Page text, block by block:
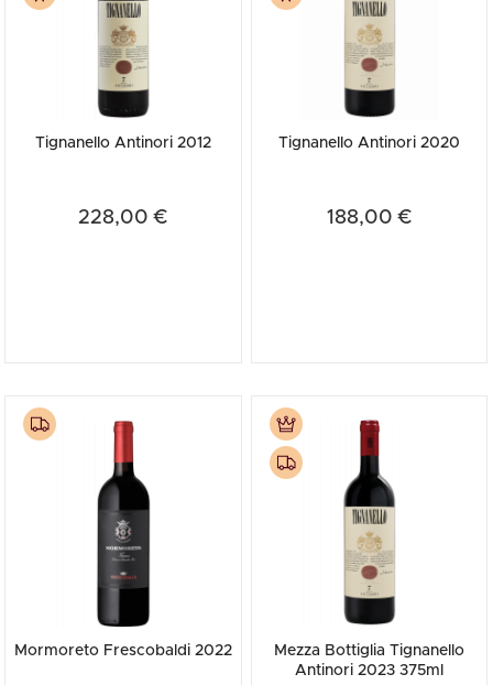
Tignanello Antinori 2012
228,00 €
Tignanello Antinori 2020
188,00 €
Mormoreto Frescobaldi 2022
Mezza Bottiglia Tignanello
Antinori 2023 375ml